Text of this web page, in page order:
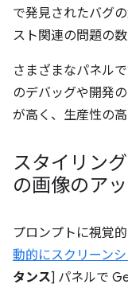
で発見されたバグ
スト関連の問題の
さまざまなパネル
のデバッグや開発
が高く、生産性の
スタイリン
の画像のア
プロンプトに視覚
動的にスクリーン
タンス] パネルで